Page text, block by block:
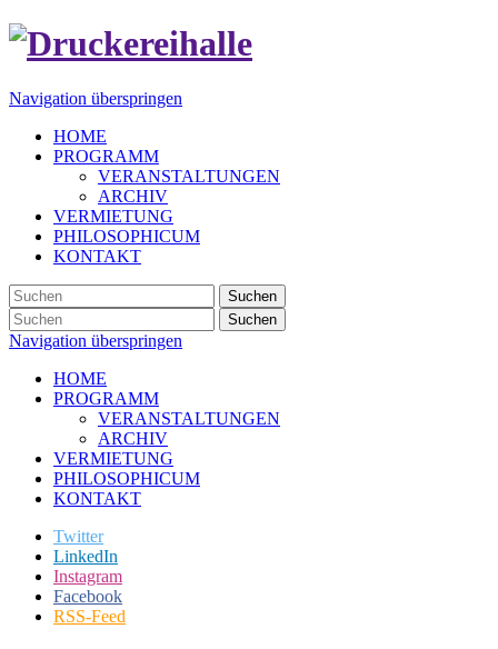
Navigation überspringen
HOME
PROGRAMM
VERANSTALTUNGEN
ARCHIV
VERMIETUNG
PHILOSOPHICUM
KONTAKT
Suchen
Suchen
Navigation überspringen
HOME
PROGRAMM
VERANSTALTUNGEN
ARCHIV
VERMIETUNG
PHILOSOPHICUM
KONTAKT
Twitter
LinkedIn
Instagram
Facebook
RSS-Feed